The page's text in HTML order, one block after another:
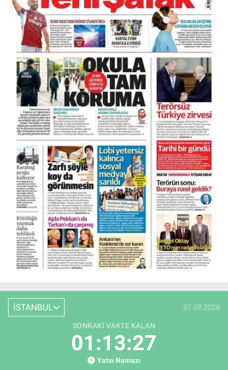
İSTANBUL 07.08.2026
SONRAKI VAKTE KALAN
01:13:27
Yatsı Namazı